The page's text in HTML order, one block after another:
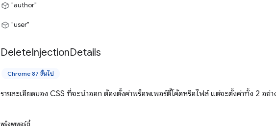
"author"
"user"
DeleteInjectionDetails
Chrome 87 ขึ้นไป
รายละเอียดของ CSS ที่จะนำออก ต้องตั้งค่าพร็อพเพอร์ตี้โค้ดหรือไฟล์ แต่จะตั้งค่าทั้ง 2 อย่
พร็อพเพอร์ตี้